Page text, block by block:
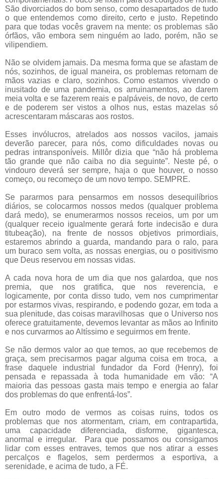
São divorciados do bom senso, como desapartados de tudo
o que entendemos como direito, certo e justo. Repetindo
para que todas vocês gravem na mente: os problemas são
órfãos, vão embora sem ninguém ao lado, porém, não se
vilipendiem.
Não se olvidem jamais. Da mesma forma que se afastam de
nós, sozinhos, de igual maneira, os problemas retornam de
mãos vazias e claro, sozinhos. Como estamos vivendo o
inusitado de uma pandemia, os arruinamentos, ao darem
meia volta e se fazerem reais e palpáveis, de novo, de certo
e de poderem ser vistos a olhos nus, estas mazelas só
acrescentaram máscaras aos rostos.
Esses invólucros, atrelados aos nossos vacilos, jamais
deverão parecer, para nós, como dificuldades novas ou
pedras intransponíveis. Millôr dizia que “não há problema
tão grande que não caiba no dia seguinte”. Neste pé, o
vindouro deverá ser sempre, haja o que houver, o nosso
começo, ou recomeço de um novo tempo. SEMPRE.
Se pararmos para pensarmos em nossos desequilíbrios
diários, se colocarmos nossos medos (qualquer problema
dará medo), se enumerarmos nossos receios, um por um
(qualquer receio igualmente gerará forte indecisão e dura
titubeação), na frente de nossos objetivos primordiais,
estaremos abrindo a guarda, mandando para o ralo, para
um buraco sem volta, as nossas energias, ou o positivismo
que Deus reservou em nossas vidas.
A cada nova hora de um dia que nos galardoa, que nos
premia, que nos gratifica, que nos reverencia, e
logicamente, por conta disso tudo, vem nos cumprimentar
por estarmos vivas, respirando, e podendo gozar, em toda a
sua plenitude, das coisas maravilhosas que o Universo nos
oferece gratuitamente, devemos levantar as mãos ao Infinito
e nos curvarmos ao Altíssimo e seguirmos em frente.
Se não dermos valor ao que temos, ao que recebemos de
graça, sem precisarmos pagar alguma coisa em troca,
a
frase daquele industrial fundador da Ford (Henry), foi
pensada e repassada à toda humanidade em vão: “A
maioria das pessoas gasta mais tempo e energia ao falar
dos problemas do que enfrentá-los”.
Em outro modo de vermos as coisas ruins, todos os
problemas que nos atormentam, criam, em contrapartida,
uma capacidade diferenciada, disforme, gigantesca,
anormal e irregular.
Para que possamos ou consigamos
lidar com esses entraves, temos que nos atirar a esses
percalços e flagelos, sem perdermos a esportiva, a
serenidade, e acima de tudo, a FÉ.